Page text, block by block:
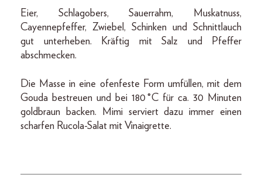
Eier, Schlagobers, Sauerrahm, Muskatnuss,
Cayennepfeffer, Zwiebel, Schinken und Schnittlauch
gut unterheben. Kräftig mit Salz und Pfeffer
abschmecken.
Die Masse in eine ofenfeste Form umfüllen, mit dem
Gouda bestreuen und bei 180 °C für ca. 30 Minuten
goldbraun backen. Mimi serviert dazu immer einen
scharfen Rucola-Salat mit Vinaigrette.